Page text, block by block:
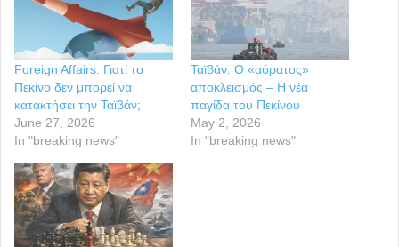
Foreign Affairs: Γιατί το
Πεκίνο δεν μπορεί να
κατακτήσει την Ταϊβάν;
June 27, 2026
In "breaking news"
Ταϊβάν: Ο «αόρατος»
αποκλεισμός – Η νέα
παγίδα του Πεκίνου
May 2, 2026
In "breaking news"